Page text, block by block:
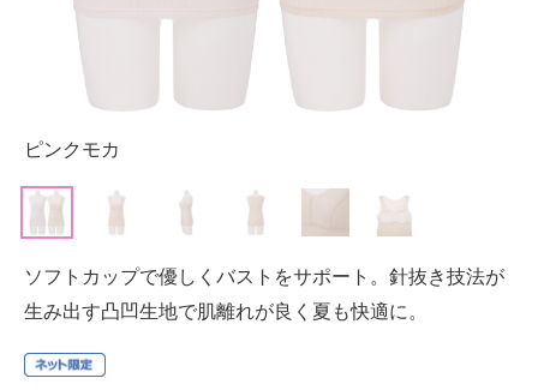
ピンクモカ
ソフトカップで優しくバストをサポート。針抜き技法が
生み出す凸凹生地で肌離れが良く夏も快適に。